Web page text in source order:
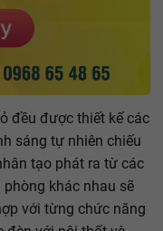
đều được thiết kế các
sáng tự nhiên chiếu
tạo phát ra từ các
khác nhau sẽ
với từng chức năng